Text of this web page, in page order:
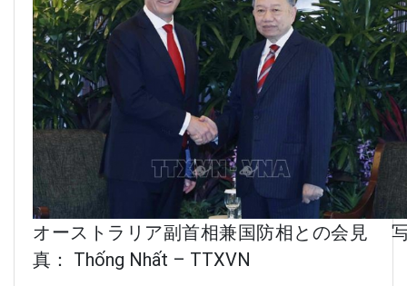
オーストラリア副首相兼国防相との会見
真： Thống Nhất – TTXVN